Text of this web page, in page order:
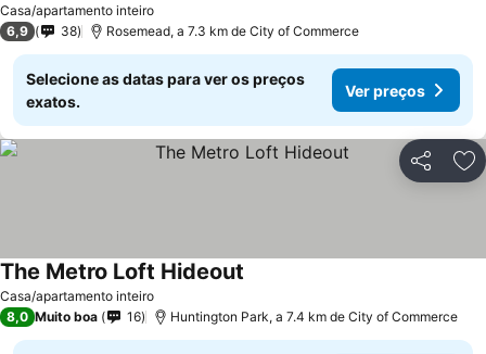
Casa/apartamento inteiro
6,9 38 Rosemead, a 7.3 km de City of Commerce
Selecione as datas para ver os preços
exatos.
Ver preços
Partilhar
Casa/apartamento inteiro
The Metro Loft Hideout
8,0 Muito boa 16 Huntington Park, a 7.4 km de City of Commerce